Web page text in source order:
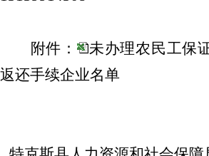
附件：
未办理农民工保
返还手续企业名单